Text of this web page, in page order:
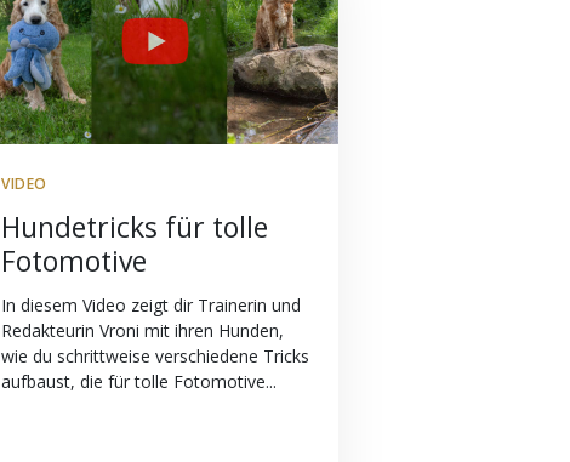
VIDEO
Hundetricks für tolle
Fotomotive
In diesem Video zeigt dir Trainerin und
Redakteurin Vroni mit ihren Hunden,
wie du schrittweise verschiedene Tricks
aufbaust, die für tolle Fotomotive...